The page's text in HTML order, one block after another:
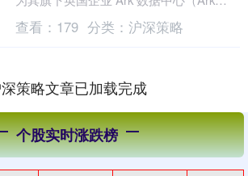
Data C....
查看： 179 分类： 沪深策略
策略文章已加载完成
个股实时涨跌榜